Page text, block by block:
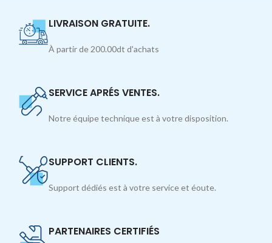
LIVRAISON GRATUITE.
À partir de 200.00dt d'achats
SERVICE APRÉS VENTES.
Notre équipe technique est à votre disposition.
SUPPORT CLIENTS.
Support dédiés est à votre service et éoute.
PARTENAIRES CERTIFIÉS